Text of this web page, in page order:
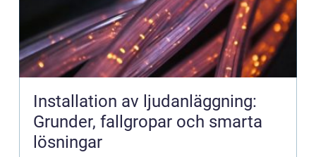
Installation av ljudanläggning:
Grunder, fallgropar och smarta
lösningar